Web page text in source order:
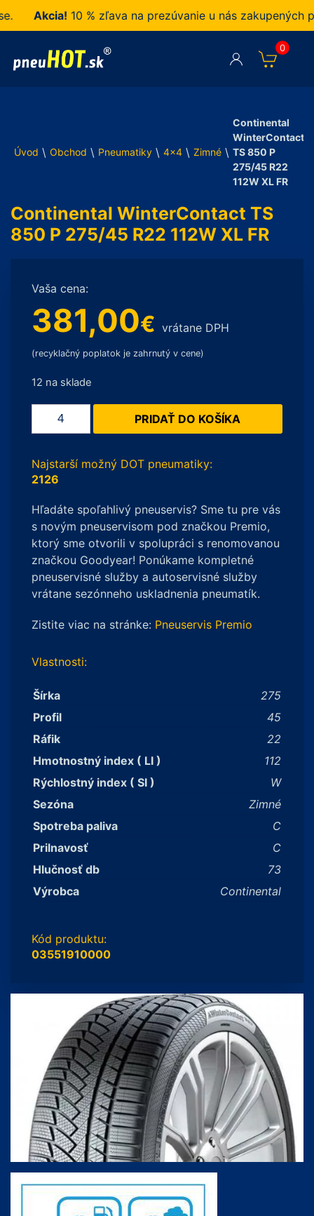
Akcia!10 % zľava na prezúvanie u nás zakupených
0
Úvod \ Obchod \ Pneumatiky \ 4x4 \ Zimné \
Continental
WinterContact
TS 850 P
275/45 R22
112W XL FR
Continental WinterContact TS
850 P 275/45 R22 112W XL FR
Vaša cena:
381,00€ vrátane DPH
(recyklačný poplatok je zahrnutý v cene)
12 na sklade
množstvo
TS
850
275/45
R22
112W
XL
FR
PRIDAŤ DO KOŠÍKA
Najstarší možný DOT pneumatiky:
2126
Hľadáte spoľahlivý pneuservis? Sme tu pre vás
s novým pneuservisom pod značkou Premio,
ktorý sme otvorili v spolupráci s renomovanou
značkou Goodyear! Ponúkame kompletné
pneuservisné služby a autoservisné služby
vrátane sezónneho uskladnenia pneumatík.
Zistite viac na stránke: Pneuservis Premio
Vlastnosti:
Šírka
275
Profil
45
Ráfik
22
Hmotnostný index ( LI )
112
Rýchlostný index ( SI )
W
Sezóna
Zimné
Spotreba paliva
C
Prilnavosť
C
Hlučnosť db
73
Výrobca
Continental
Kód produktu:
03551910000